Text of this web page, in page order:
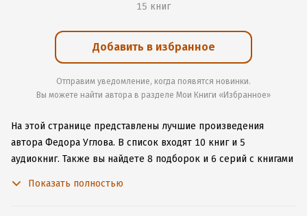
15 книг
Добавить в избранное
Отправим уведомление, когда появятся новинки.
Вы можете найти автора в разделе Мои Книги «Избранное»
На этой странице представлены лучшие произведения
автора Федора Углова. В список входят 10 книг и 5
аудиокниг. Также вы найдете 8 подборок и 6 серий с книгами
Показать полностью